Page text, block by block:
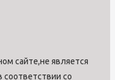
сайте,не является
со